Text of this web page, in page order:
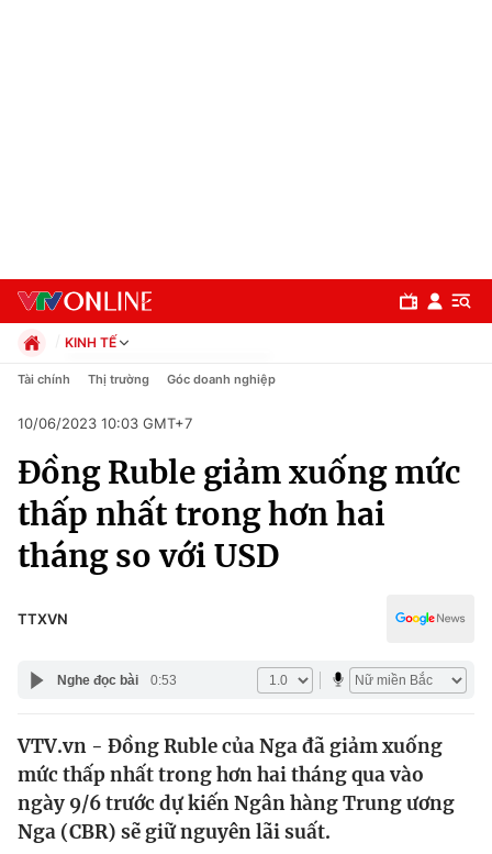
Chuyên mục
Chính trị
Xã hội
Pháp luật
Y tế
Thế giới
Tin tức
Thế giới đó đây
Kinh tế
KINH TẾ
Chính trị
Pháp luật
Kinh tế
Thể thao
Truyền hình
Văn hóa - Giải trí
Y tế
Tài chính Thị trường Góc doanh nghiệp
10/06/2023 10:03 GMT+7
Đồng Ruble giảm xuống mức
thấp nhất trong hơn hai
tháng so với USD
TTXVN
Nghe đọc bài 0:53
VTV.vn - Đồng Ruble của Nga đã giảm xuống
mức thấp nhất trong hơn hai tháng qua vào
ngày 9/6 trước dự kiến Ngân hàng Trung ương
Nga (CBR) sẽ giữ nguyên lãi suất.